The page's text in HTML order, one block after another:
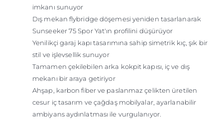
imkanı sunuyor
Dış mekan flybridge döşemesi yeniden tasarlanarak
Sunseeker 75 Spor Yat'ın profilini düşürüyor
Yenilikçi garaj kapı tasarımına sahip simetrik kıç, şık bir
stil ve işlevsellik sunuyor
Tamamen çekilebilen arka kokpit kapısı, iç ve dış
mekanı bir araya getiriyor
Ahşap, karbon fiber ve paslanmaz çelikten üretilen
cesur iç tasarım ve çağdaş mobilyalar, ayarlanabilir
ambiyans aydınlatması ile vurgulanıyor.